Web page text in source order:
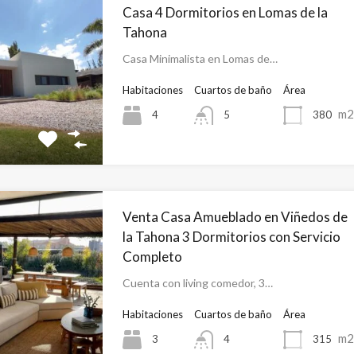
Casa 4 Dormitorios en Lomas de la
Tahona
Casa Minimalista en Lomas de…
Habitaciones
4
Cuartos de baño
5
Área
380 m2
Venta Casa Amueblado en Viñedos de
la Tahona 3 Dormitorios con Servicio
Completo
Cuenta con living comedor, 3…
Habitaciones
3
Cuartos de baño
4
Área
315 m2